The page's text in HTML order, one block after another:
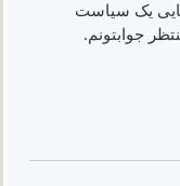
یک سیاست
جوابتونم.